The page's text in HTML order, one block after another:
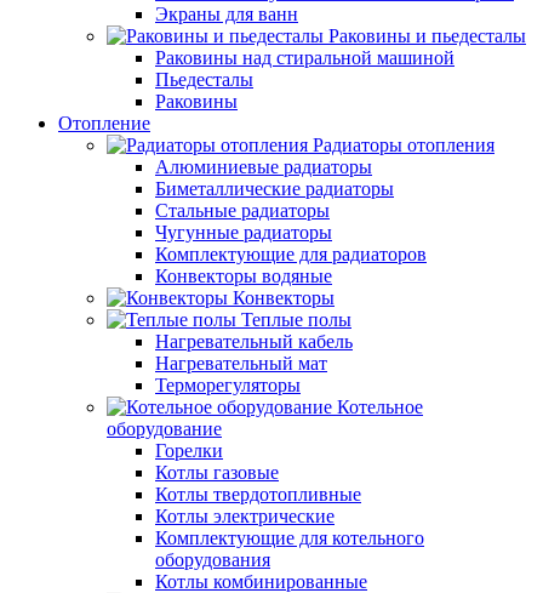
Экраны для ванн
Раковины и пьедесталы
Раковины над стиральной машиной
Пьедесталы
Раковины
Отопление
Радиаторы отопления
Алюминиевые радиаторы
Биметаллические радиаторы
Стальные радиаторы
Чугунные радиаторы
Комплектующие для радиаторов
Конвекторы водяные
Конвекторы
Теплые полы
Нагревательный кабель
Нагревательный мат
Терморегуляторы
Котельное
оборудование
Горелки
Котлы газовые
Котлы твердотопливные
Котлы электрические
Комплектующие для котельного
оборудования
Котлы комбинированные